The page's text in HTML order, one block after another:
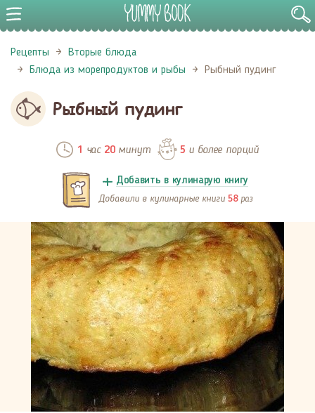
Рецепты
Вторые блюда
Блюда из морепродуктов и рыбы
Рыбный пудинг
Рыбный пудинг
1 час 20минут 5 и более порций
Добавить в кулинарую книгу
Добавили в кулинарные книги 58 раз